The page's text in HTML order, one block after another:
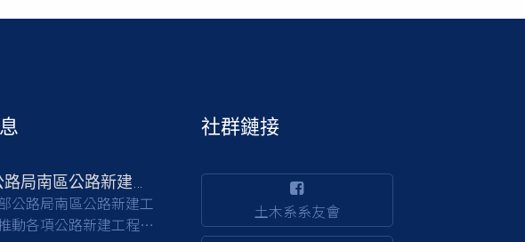
公路局南區公路新建工
動各項公路新建工程，
社群鏈接
土木系系友會